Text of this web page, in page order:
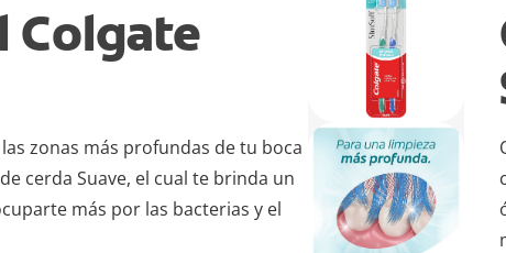
Colgate
zonas más profundas de tu boca
cerda Suave, el cual te brinda un
más por las bacterias y el